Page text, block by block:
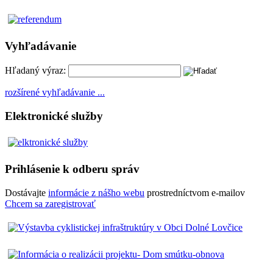
Vyhľadávanie
Hľadaný výraz:
rozšírené vyhľadávanie ...
Elektronické služby
Prihlásenie k odberu správ
Dostávajte informácie z nášho webu prostredníctvom e-mailov
Chcem sa zaregistrovať